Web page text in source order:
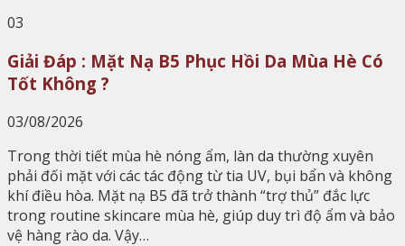
03
Giải Đáp : Mặt Nạ B5 Phục Hồi Da Mùa Hè Có
Tốt Không ?
03/08/2026
Trong thời tiết mùa hè nóng ẩm, làn da thường xuyên
phải đối mặt với các tác động từ tia UV, bụi bẩn và không
khí điều hòa. Mặt nạ B5 đã trở thành “trợ thủ” đắc lực
trong routine skincare mùa hè, giúp duy trì độ ẩm và bảo
vệ hàng rào da. Vậy…